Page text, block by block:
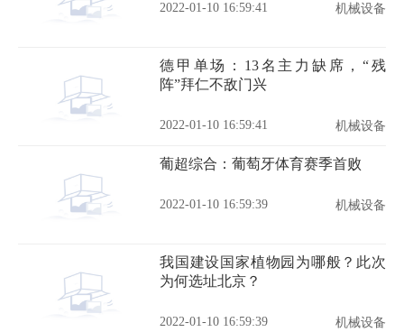
2022-01-10 16:59:41 机械设备
德甲单场：13名主力缺席，“残
阵”拜仁不敌门兴
2022-01-10 16:59:41 机械设备
葡超综合：葡萄牙体育赛季首败
2022-01-10 16:59:39 机械设备
我国建设国家植物园为哪般？此次
为何选址北京？
2022-01-10 16:59:39 机械设备